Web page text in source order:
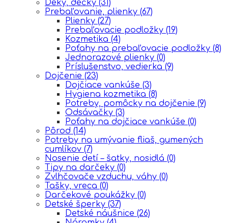
Deky, dečky (31)
Prebaľovanie, plienky (67)
Plienky (27)
Prebaľovacie podložky (19)
Kozmetika (4)
Poťahy na prebaľovacie podložky (8)
Jednorazové plienky (0)
Príslušenstvo, vedierka (9)
Dojčenie (23)
Dojčiace vankúše (3)
Hygiena kozmetika (8)
Potreby, pomôcky na dojčenie (9)
Odsávačky (3)
Poťahy na dojčiace vankúše (0)
Pôrod (14)
Potreby na umývanie fliaš, gumených
cumlíkov (7)
Nosenie detí – šatky, nosidlá (0)
Tipy na darčeky (0)
Zvlhčovače vzduchu, váhy (0)
Tašky, vreca (0)
Darčekové poukážky (0)
Detské šperky (37)
Detské náušnice (26)